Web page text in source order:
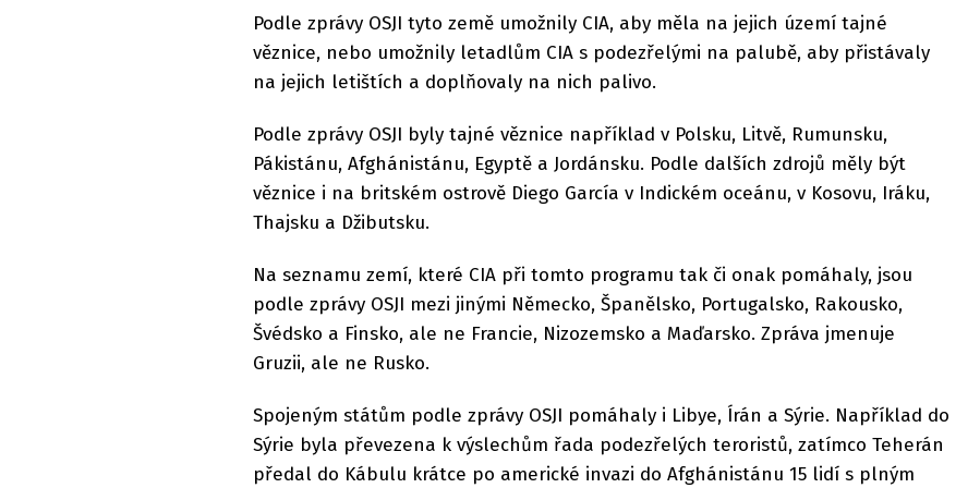
Podle zprávy OSJI tyto země umožnily CIA, aby měla na jejich území tajné
věznice, nebo umožnily letadlům CIA s podezřelými na palubě, aby přistávaly
na jejich letištích a doplňovaly na nich palivo.
Podle zprávy OSJI byly tajné věznice například v Polsku, Litvě, Rumunsku,
Pákistánu, Afghánistánu, Egyptě a Jordánsku. Podle dalších zdrojů měly být
věznice i na britském ostrově Diego García v Indickém oceánu, v Kosovu, Iráku,
Thajsku a Džibutsku.
Na seznamu zemí, které CIA při tomto programu tak či onak pomáhaly, jsou
podle zprávy OSJI mezi jinými Německo, Španělsko, Portugalsko, Rakousko,
Švédsko a Finsko, ale ne Francie, Nizozemsko a Maďarsko. Zpráva jmenuje
Gruzii, ale ne Rusko.
Spojeným státům podle zprávy OSJI pomáhaly i Libye, Írán a Sýrie. Například do
Sýrie byla převezena k výslechům řada podezřelých teroristů, zatímco Teherán
předal do Kábulu krátce po americké invazi do Afghánistánu 15 lidí s plným